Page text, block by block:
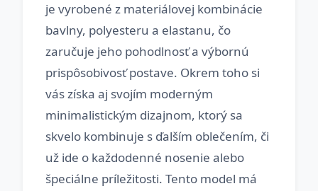
je vyrobené z materiálovej kombinácie
bavlny, polyesteru a elastanu, čo
zaručuje jeho pohodlnosť a výbornú
prispôsobivosť postave. Okrem toho si
vás získa aj svojím moderným
minimalistickým dizajnom, ktorý sa
skvelo kombinuje s ďalším oblečením, či
už ide o každodenné nosenie alebo
špeciálne príležitosti. Tento model má